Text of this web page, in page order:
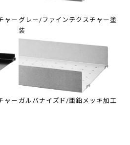
ャー グレー/ファインテクスチャー塗
装
ャー ガルバナイズド/亜鉛メッキ加工